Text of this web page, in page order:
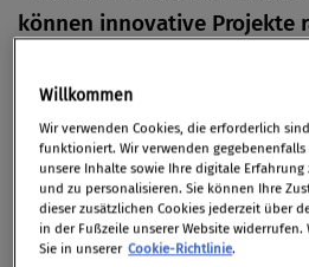
können innovative Projekte
Netzwerktreffen widmet sich
Spannungsfeld zwischen
Regulierung und beleuchtet
aus der Perspektive der
organisiert von den
Netzwerkpartnern Austrian
Willkommen
Wir verwenden Cookies, die erforderlich
funktioniert. Wir verwenden gegebenenfalls
unsere Inhalte sowie Ihre digitale Erfahrung
und zu personalisieren. Sie können Ihre
dieser zusätzlichen Cookies jederzeit über
in der Fußzeile unserer Website
Sie in unserer Cookie-Richtlinie.